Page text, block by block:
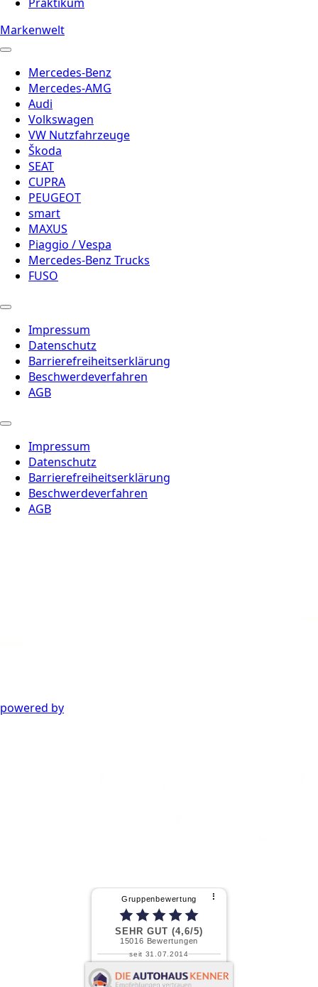
Markenwelt
Mercedes-Benz
Mercedes-AMG
Audi
Volkswagen
VW Nutzfahrzeuge
Škoda
SEAT
CUPRA
PEUGEOT
smart
MAXUS
Piaggio / Vespa
Mercedes-Benz Trucks
FUSO
Impressum
Datenschutz
Barrierefreiheitserklärung
Beschwerdeverfahren
AGB
Impressum
Datenschutz
Barrierefreiheitserklärung
Beschwerdeverfahren
AGB
powered by